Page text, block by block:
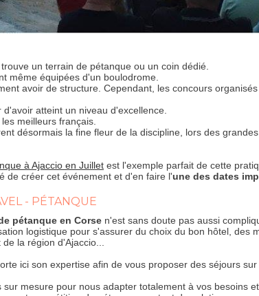
un terrain de pétanque ou un coin dédié.
même équipées d'un boulodrome.
avoir de structure. Cependant, les concours
atteint un niveau d'excellence.
meilleurs français.
désormais la fine fleur de la discipline, lors des
à Ajaccio en Juillet est l'exemple parfait de cette
de créer cet événement et d'en faire l'une des dates
- PÉTANQUE
pétanque en Corse n'est sans doute pas aussi
logistique pour s'assurer du choix du bon hôtel, des
la région d'Ajaccio...
ici son expertise afin de vous proposer des séjours
mesure pour nous adapter totalement à vos besoins